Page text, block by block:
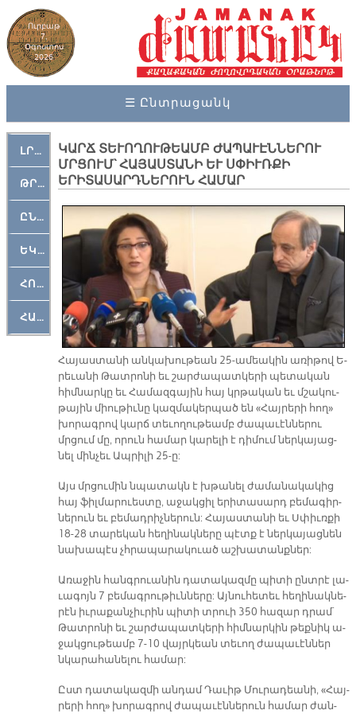
Ուրբաթ
7,
Օգոստոս
2026
☰ Ընտրացանկ
ԼՐԱՀՈՍ
ԹՐՔԱՀԱՅ ԿԵԱՆՔ
ԸՆԿԵՐԱՄՇԱԿՈՒԹԱՅԻՆ
ԵԿԵՂԵՑԱԿԱՆ
ՀՈԳԵՄՏԱՒՈՐ
ՀԱՐԹԱԿ
ԿԱՐՃ ՏԵՒՈՂՈՒԹԵԱՄԲ ԺԱՊԱՒԷՆՆԵՐՈՒ
ՄՐՑՈՒՄ` ՀԱՅԱՍՏԱՆԻ ԵՒ ՍՓԻՒՌՔԻ
ԵՐԻՏԱՍԱՐԴՆԵՐՈՒՆ ՀԱՄԱՐ
Հա­յաս­տա­նի ան­կա­խու­թեան 25-ա­մեա­կին ա­ռի­թով Ե­
րե­ւա­նի Թատ­րո­նի եւ շար­ժա­պատ­կե­րի պե­տա­կան
հիմ­նար­կը եւ Հա­մազ­գա­յին հայ կրթա­կան եւ մշա­կու­
թա­յին միու­թիւ­նը կազ­մա­կեր­պած են «Հայ­րե­րի հող»
խո­րագ­րով կարճ տե­ւո­ղու­թեամբ ժա­պա­ւէն­նե­րու
մրցում մը, ո­րուն հա­մար կա­րե­լի է դի­մում ներ­կա­յաց­
նել մին­չեւ Ապ­րի­լի 25-ը:
Այս մրցու­մին նպա­տակն է խթա­նել ժա­մա­նա­կա­կից
հայ ֆիլ­մա­րուես­տը, ա­ջակ­ցիլ ե­րի­տա­սարդ բե­մա­գիր­
նե­րուն եւ բե­մադ­րիչ­նե­րուն: Հա­յաս­տա­նի եւ Սփիւռ­քի
18-28 տա­րե­կան հե­ղի­նակ­նե­րը պէտք է ներ­կա­յաց­նեն
նա­խա­պէս չհրա­պա­րա­կուած աշ­խա­տանք­ներ:
Ա­ռա­ջին հանգ­րուա­նին դա­տա­կազ­մը պի­տի ընտ­րէ լա­
ւա­գոյն 7 բե­մագ­րու­թիւն­նե­րը: Այ­նու­հե­տեւ հե­ղի­նակ­նե­
րէն իւ­րա­քան­չիւ­րին պի­տի տրուի 350 հա­զար դրամ`
Թատ­րո­նի եւ շար­ժա­պատ­կե­րի հիմ­նար­կին թեք­նիկ ա­
ջակ­ցու­թեամբ 7-10 վայր­կեան տե­ւող ժա­պա­ւէն­ներ
նկա­րա­հա­նե­լու հա­մար:
Ըստ դա­տա­կազ­մի ան­դամ Դա­ւիթ Մու­րա­դեա­նի, «Հայ­
րե­րի հող» խո­րագ­րով ժա­պա­ւէն­նե­րուն հա­մար ժան­